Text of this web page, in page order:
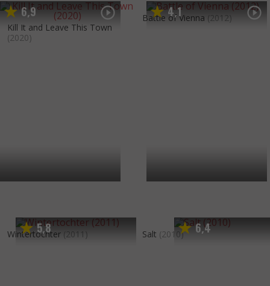
6,9
Kill It and Leave This Town
(2020)
4,1
Battle of Vienna (2012)
5,8
Wintertochter (2011) 6,4
Salt (2010)